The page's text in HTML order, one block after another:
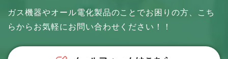
ガス機器やオール電化製品のことでお困りの方、
こち
らからお気軽にお問い合わせください！！